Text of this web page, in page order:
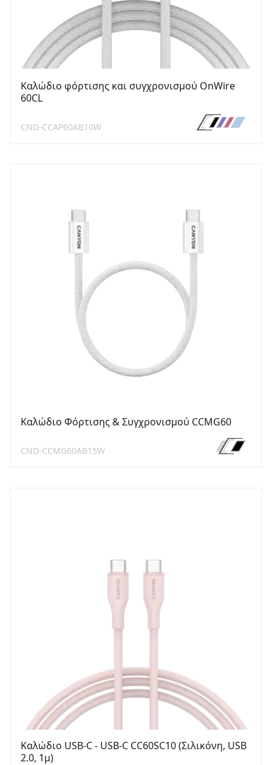
Καλώδιο φόρτισης και συγχρονισμού OnWire
60CL
CND-CCAP60AB10W
Καλώδιο Φόρτισης & Συγχρονισμού CCMG60
CND-CCMG60AB15W
Καλώδιο USB-C - USB-C CC60SC10 (Σιλικόνη, USB
2.0, 1μ)